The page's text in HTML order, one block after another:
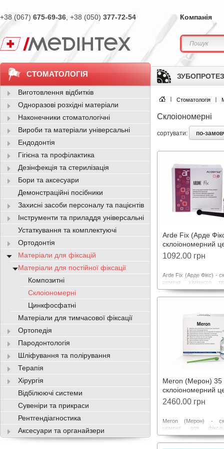
Компанія
+38 (067) 675-69-36 , +38 (050) 377-72-54
Стоматологія
Склоіономерні
сортувати: по-
Arde Fix (Арде
склоіономерний
фіксацій
1092.00 грн
Arde Fix (Арде Фікс) -
цемент хімічного
фіксації вкладок,
мостів,
розчинністю в рідинах.
Meron (Мерон) 35
склоіономерний
фіксацій
2460.00 грн
Meron (Мерон) -
цемент для
мостовидних
штифтів,
СТОМАТОЛОГІЯ
Виготовлення відбитків
Одноразові розхідні матеріали
Наконечники стоматологічні
Вироби та матеріали універсальні
Ендодонтія
Гігієна та профілактика
Дезінфекція та стерилізація
Бори та аксесуари
Демонстраційні посібники
Захисні засоби персоналу та пацієнтів
Інструменти та приладдя універсальні
Устаткування та комплектуючі
Ортодонтія
Матеріали для фіксацій
Матеріали для постійної фіксації
Композитні
Склоіономерні
Цинкфосфатні
Матеріали для тимчасової фіксації
Ортопедія
Пародонтологія
Шліфування та полірування
Терапія
Хірургія
Відбілюючі системи
Сувеніри та прикраси
Рентгендіагностика
Аксесуари та органайзери